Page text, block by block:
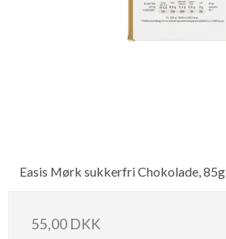
Easis Mørk sukkerfri Chokolade, 85g
55,00 DKK